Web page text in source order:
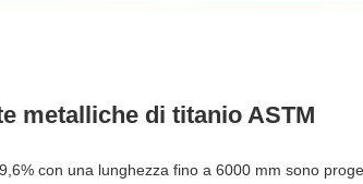
metalliche di titanio ASTM
con una lunghezza fino a 6000 mm sono